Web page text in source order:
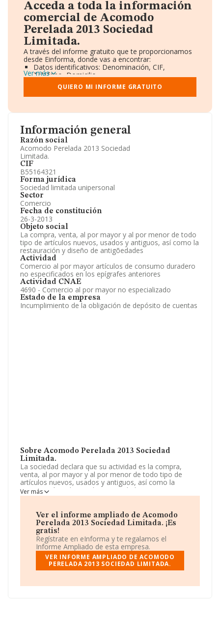
Información general
Razón social
Acomodo Perelada 2013 Sociedad
Limitada.
CIF
B55164321
Forma jurídica
Sociedad limitada unipersonal
Sector
Comercio
Fecha de constitución
26-3-2013
Objeto social
La compra, venta, al por mayor y al por menor de todo
tipo de artículos nuevos, usados y antiguos, así como la
restauración y diseño de antigõedades
Actividad
Comercio al por mayor artículos de consumo duradero
no especificados en los epígrafes anteriores
Actividad CNAE
4690 - Comercio al por mayor no especializado
Estado de la empresa
Incumplimiento de la obligación de depósito de cuentas
Sobre Acomodo Perelada 2013 Sociedad
Limitada.
La sociedad declara que su actividad es la compra,
venta, al por mayor y al por menor de todo tipo de
artículos nuevos, usados y antiguos, así como la
restauración y diseño de antigõedades. La empresa es
una Sociedad Limitada. Su actividad CNAE es 'Comercio
sociedad no tiene actividad en mercados exteriores.
La empresa
Acomodo Perelada 2013 Sociedad
Limitada, con NIF B55164321, se encuentra en
Avenida De La Constitucio núm. 3 Bj A, (17491),
Peralada, provincia de Girona, Cataluña.
En relación con el sector y disponiendo de los datos de
asciende a 14.513 millones de euros y se estima que el
Ver más
Ver el informe ampliado de Acomodo
Perelada 2013 Sociedad Limitada. ¡Es
gratis!
Regístrate en eInforma y te regalamos el
Informe Ampliado de esta empresa.
VER INFORME AMPLIADO DE ACOMODO
PERELADA 2013 SOCIEDAD LIMITADA.
Acceda a toda la información
comercial de Acomodo
Perelada 2013 Sociedad
Limitada.
A través del informe gratuito que te proporcionamos
desde Einforma, donde vas a encontrar:
Datos identificativos: Denominación, CIF,
Teléfono, Domicilio.
Informe Mercantil Completo (BORME).
Gráficos de Evolución Ventas y Empleados.
Consejo de Administración y Administradores.
Accionistas.
Artículos de prensa publicados sobre la empresa.
Información oficial y registral complementaria.
Ver más
QUIERO MI INFORME GRATUITO